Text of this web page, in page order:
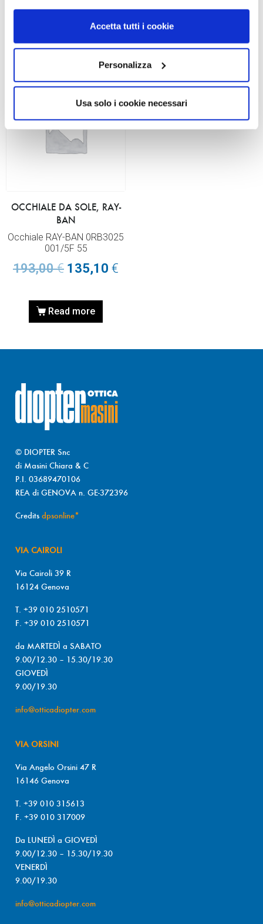
Accetta tutti i cookie
Personalizza
Usa solo i cookie necessari
OCCHIALE DA SOLE, RAY-
BAN
Occhiale RAY-BAN 0RB3025
001/5F 55
193,00€ 135,10 €
Read more
© DIOPTER Snc
di Masini Chiara & C
P.I. 03689470106
REA di GENOVA n. GE-372396
Credits dpsonline*
VIA CAIROLI
Via Cairoli 39 R
16124 Genova
T. +39 010 2510571
F. +39 010 2510571
da MARTEDÌ a SABATO
9.00/12.30 – 15.30/19.30
GIOVEDÌ
9.00/19.30
info@otticadiopter.com
VIA ORSINI
Via Angelo Orsini 47 R
16146 Genova
T. +39 010 315613
F. +39 010 317009
Da LUNEDÌ a GIOVEDÌ
9.00/12.30 – 15.30/19.30
VENERDÌ
9.00/19.30
info@otticadiopter.com